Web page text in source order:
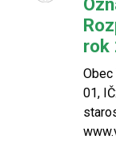
rok
01,